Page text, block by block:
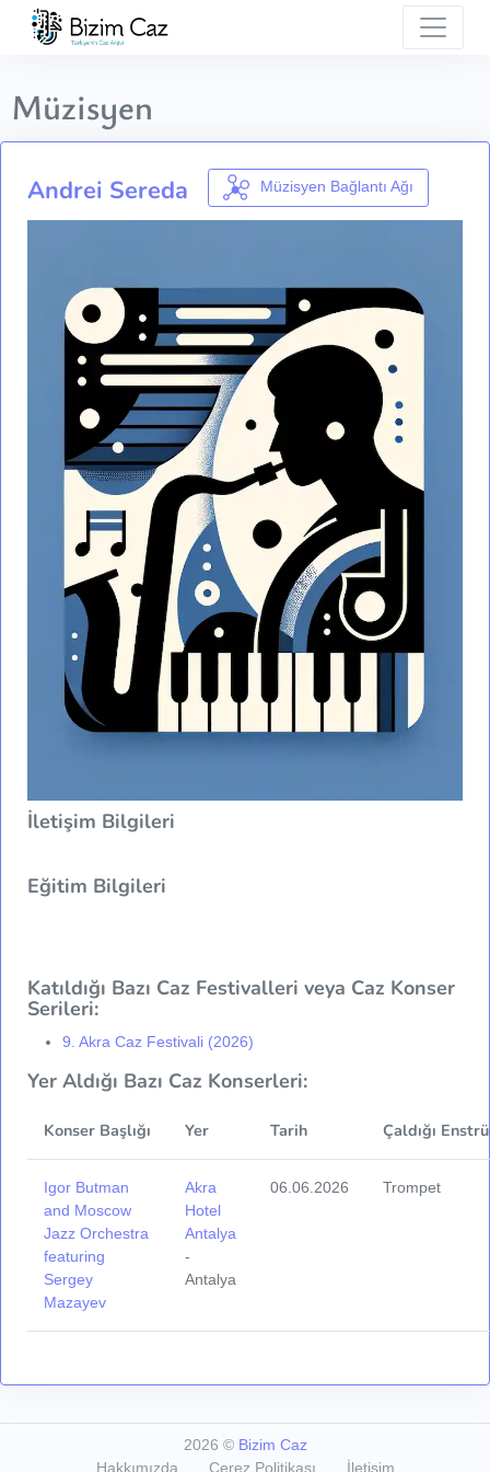
Müzisyen
Andrei Sereda Müzisyen Bağlantı Ağı
İletişim Bilgileri
Eğitim Bilgileri
Katıldığı Bazı Caz Festivalleri veya Caz Konser
Serileri:
9. Akra Caz Festivali (2026)
Yer Aldığı Bazı Caz Konserleri:
Konser Başlığı Yer Tarih Çaldığı
Igor Butman
and Moscow
Jazz Orchestra
featuring
Sergey
Mazayev
Akra
Hotel
Antalya
-
Antalya
06.06.2026 Trompet
2026 © Bizim Caz
Hakkımızda
Çerez Politikası İletişim